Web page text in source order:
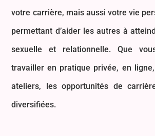
votre carrière, mais aussi votre vie
permettant d’aider les autres à
sexuelle et relationnelle. Que
travailler en pratique privée, en
ateliers, les opportunités de
diversifiées.